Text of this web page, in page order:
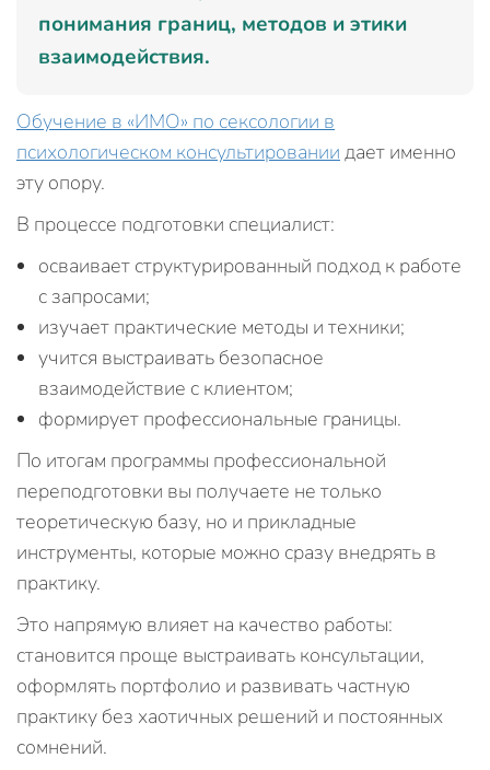
понимания границ, методов и этики
взаимодействия.
Обучение в «ИМО» по сексологии в
психологическом консультировании дает именно
эту опору.
В процессе подготовки специалист:
осваивает структурированный подход к работе
с запросами;
изучает практические методы и техники;
учится выстраивать безопасное
взаимодействие с клиентом;
формирует профессиональные границы.
По итогам программы профессиональной
переподготовки вы получаете не только
теоретическую базу, но и прикладные
инструменты, которые можно сразу внедрять в
практику.
Это напрямую влияет на качество работы:
становится проще выстраивать консультации,
оформлять портфолио и развивать частную
практику без хаотичных решений и постоянных
сомнений.